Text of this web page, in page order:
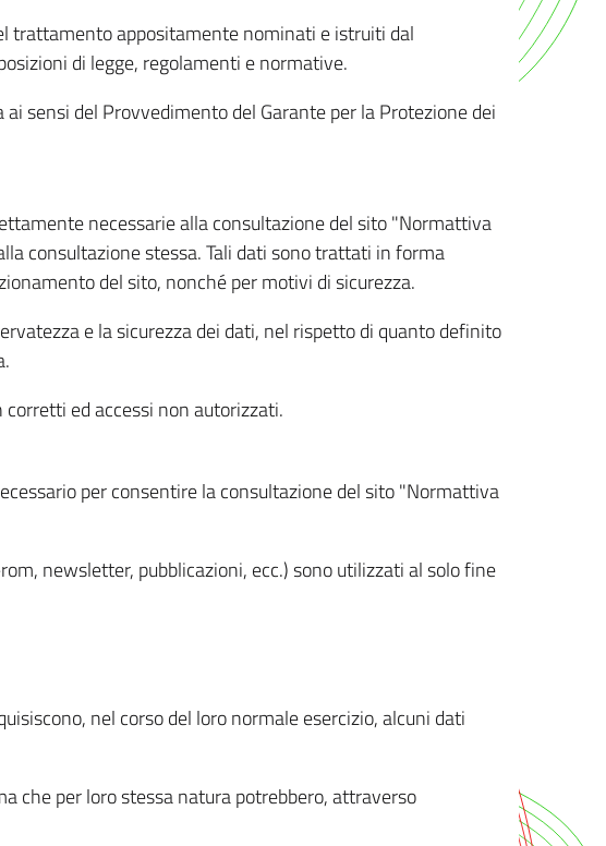
trattamento appositamente nominati e istruiti dal
di legge, regolamenti e normative.
sensi del Provvedimento del Garante per la Protezione dei
necessarie alla consultazione del sito "Normattiva
consultazione stessa. Tali dati sono trattati in forma
del sito, nonché per motivi di sicurezza.
e la sicurezza dei dati, nel rispetto di quanto definito
ed accessi non autorizzati.
per consentire la consultazione del sito "Normattiva
newsletter, pubblicazioni, ecc.) sono utilizzati al solo fine
nel corso del loro normale esercizio, alcuni dati
che per loro stessa natura potrebbero, attraverso